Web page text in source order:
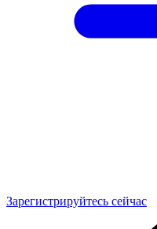
Зарегистрируйтесь сейчас